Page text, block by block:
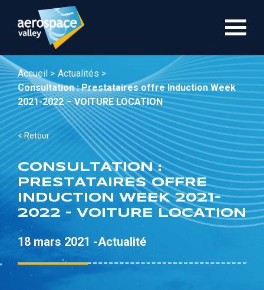
contenu
Accueil > Actualités >
Consultation : Prestataires offre Induction Week
2021-2022 – VOITURE LOCATION
< Retour
CONSULTATION :
PRESTATAIRES OFFRE
INDUCTION WEEK 2021-
2022 – VOITURE LOCATION
18 mars 2021 -Actualité